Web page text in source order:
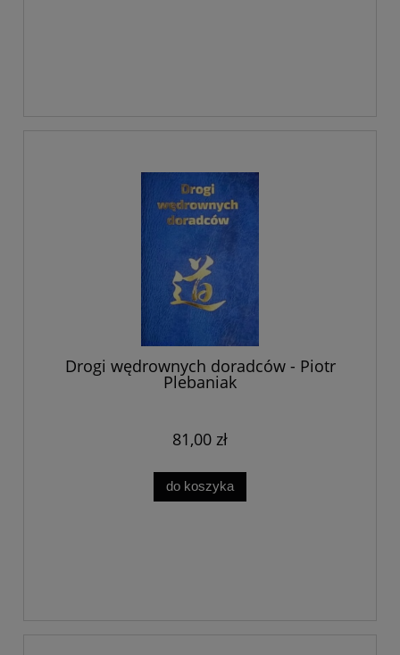
Drogi wędrownych doradców - Piotr
Plebaniak
81,00 zł
do koszyka